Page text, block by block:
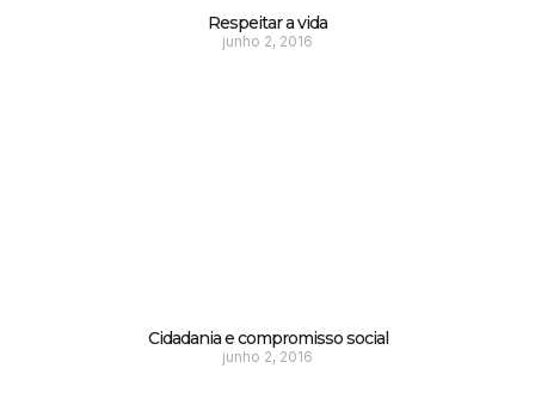
Respeitar a vida
junho 2, 2016
Cidadania e compromisso social
junho 2, 2016